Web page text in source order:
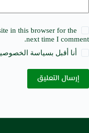
in this browser for the
next time I comment.
أنا أقبل بسياسة
إرسال التعليق